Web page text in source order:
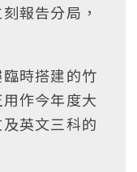
報告分局，
時搭建的竹
作今年度大
英文三科的